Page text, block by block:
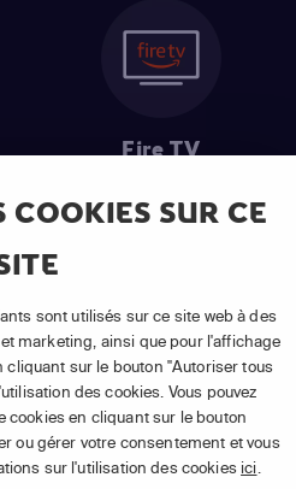
COOKIES SUR CE
sont utilisés sur ce site web à des
marketing, ainsi que pour l'affichage
sur le bouton "Autoriser tous
des cookies. Vous pouvez
cookies en cliquant sur le bouton
ou gérer votre consentement et vous
sur l'utilisation des cookies ici
Fire TV
APP TV Basic.
comprise, hors promotion, hors frais
matériel et hors frais d'installation.
les chaînes disposant de cette